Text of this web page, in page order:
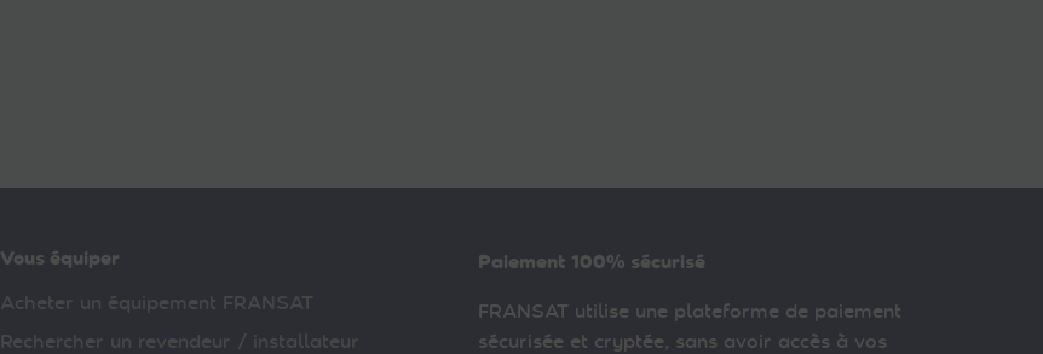
Vous équiper
Acheter un équipement FRANSAT
Rechercher un revendeur / installateur
Paiement 100% sécurisé
FRANSAT utilise une plateforme de paiement
sécurisée et cryptée, sans avoir accès à vos